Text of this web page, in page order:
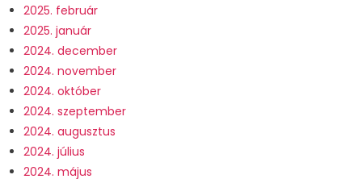
2025. február
2025. január
2024. december
2024. november
2024. október
2024. szeptember
2024. augusztus
2024. július
2024. május